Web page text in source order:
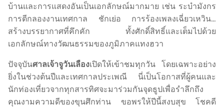
บ้านและการแสดงอันเป็นเอกลักษณ์มากมาย เช่น ระบำมังกร
การตีกลองงานเทศกาล ชักเย่อ การร้องเพลงเฉี่ยวเหวิน…
สร้างบรรยากาศที่คึกคัก ทั้งศักดิ์สิทธิ์และเต็มไปด้วย
เอกลักษณ์ทางวัฒนธรรมของภูมิภาคแทงฮวา
ปัจจุบันศาลเจ้าจูวันเลืองเปิดให้เข้าชมทุกวัน โดยเฉพาะอย่าง
ยิ่งในช่วงต้นปีและเทศกาลประเพณี นี่เป็นโอกาสที่ผู้คนและ
นักท่องเที่ยวจากทุกสารทิศจะมาร่วมกันจุดธูปเพื่อรำลึกถึง
คุณงามความดีของขุนศึกท่าน ขอพรให้ปีนี้สงบสุข โชคดี